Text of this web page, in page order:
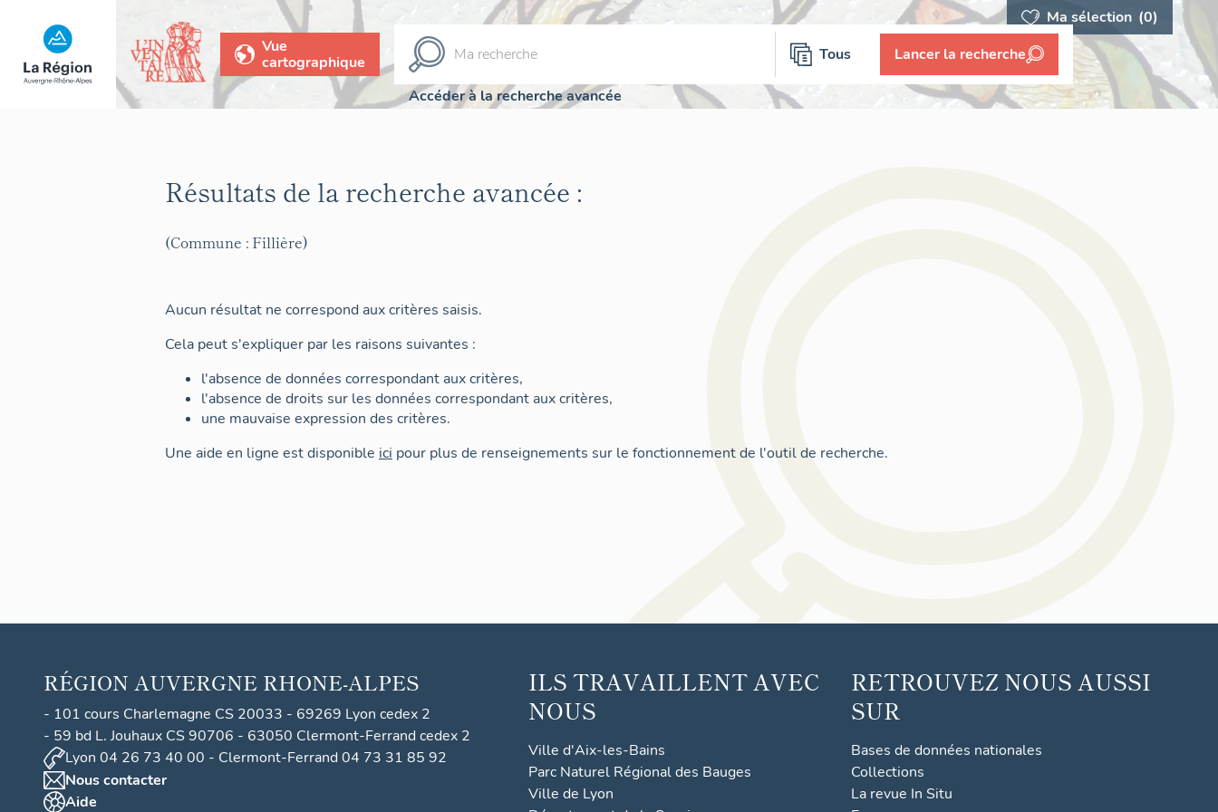
Ma sélection (0)
Vue
cartographique
Tous Lancer la recherche
Accéder à la recherche avancée
Résultats de la recherche avancée :
(Commune : Fillière)
Aucun résultat ne correspond aux critères saisis.
Cela peut s'expliquer par les raisons suivantes :
l'absence de données correspondant aux critères,
l'absence de droits sur les données correspondant aux critères,
une mauvaise expression des critères.
Une aide en ligne est disponible ici pour plus de renseignements sur le fonctionnement de l'outil de recherche.
RÉGION AUVERGNE RHONE-ALPES
- 101 cours Charlemagne CS 20033 - 69269 Lyon cedex 2
- 59 bd L. Jouhaux CS 90706 - 63050 Clermont-Ferrand cedex 2
Lyon 04 26 73 40 00 - Clermont-Ferrand 04 73 31 85 92
Nous contacter
Aide
ILS TRAVAILLENT AVEC
NOUS
Ville d'Aix-les-Bains
Parc Naturel Régional des Bauges
Ville de Lyon
RETROUVEZ NOUS AUSSI
SUR
Bases de données nationales
Collections
La revue In Situ